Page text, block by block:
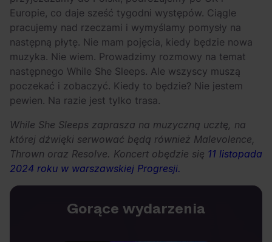
Europie, co daje sześć tygodni występów. Ciągle
pracujemy nad rzeczami i wymyślamy pomysły na
następną płytę. Nie mam pojęcia, kiedy będzie nowa
muzyka. Nie wiem. Prowadzimy rozmowy na temat
następnego While She Sleeps. Ale wszyscy muszą
poczekać i zobaczyć. Kiedy to będzie? Nie jestem
pewien. Na razie jest tylko trasa.
While She Sleeps zaprasza na muzyczną ucztę, na
której dźwięki serwować będą również Malevolence,
Thrown oraz Resolve. Koncert obędzie się 11 listopada
2024 roku w warszawskiej Progresji.
Gorące wydarzenia